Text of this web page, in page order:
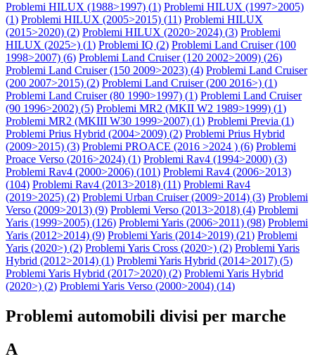
Problemi HILUX (1988>1997) (1) Problemi HILUX (1997>2005)
(1) Problemi HILUX (2005>2015) (11) Problemi HILUX
(2015>2020) (2) Problemi HILUX (2020>2024) (3) Problemi
HILUX (2025>) (1) Problemi IQ (2) Problemi Land Cruiser (100
1998>2007) (6) Problemi Land Cruiser (120 2002>2009) (26)
Problemi Land Cruiser (150 2009>2023) (4) Problemi Land Cruiser
(200 2007>2015) (2) Problemi Land Cruiser (200 2016>) (1)
Problemi Land Cruiser (80 1990>1997) (1) Problemi Land Cruiser
(90 1996>2002) (5) Problemi MR2 (MKII W2 1989>1999) (1)
Problemi MR2 (MKIII W30 1999>2007) (1) Problemi Previa (1)
Problemi Prius Hybrid (2004>2009) (2) Problemi Prius Hybrid
(2009>2015) (3) Problemi PROACE (2016 >2024 ) (6) Problemi
Proace Verso (2016>2024) (1) Problemi Rav4 (1994>2000) (3)
Problemi Rav4 (2000>2006) (101) Problemi Rav4 (2006>2013)
(104) Problemi Rav4 (2013>2018) (11) Problemi Rav4
(2019>2025) (2) Problemi Urban Cruiser (2009>2014) (3) Problemi
Verso (2009>2013) (9) Problemi Verso (2013>2018) (4) Problemi
Yaris (1999>2005) (126) Problemi Yaris (2006>2011) (98) Problemi
Yaris (2012>2014) (9) Problemi Yaris (2014>2019) (21) Problemi
Yaris (2020>) (2) Problemi Yaris Cross (2020>) (2) Problemi Yaris
Hybrid (2012>2014) (1) Problemi Yaris Hybrid (2014>2017) (5)
Problemi Yaris Hybrid (2017>2020) (2) Problemi Yaris Hybrid
(2020>) (2) Problemi Yaris Verso (2000>2004) (14)
Problemi automobili divisi per marche
A